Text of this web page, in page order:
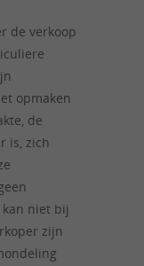
de verkoop
opmaken
de
is, zich
niet bij
zijn